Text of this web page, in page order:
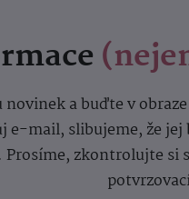
a buďte v
e-mail, slibujeme, že
Prosíme, zkontrolujte si